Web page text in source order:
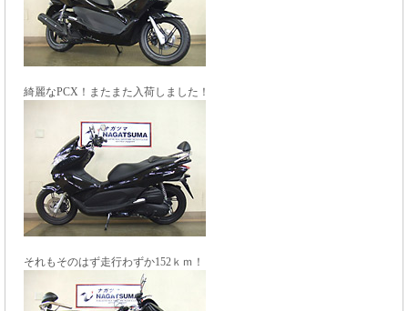
綺麗なPCX！またまた入荷しました！
それもそのはず走行わずか152ｋｍ！